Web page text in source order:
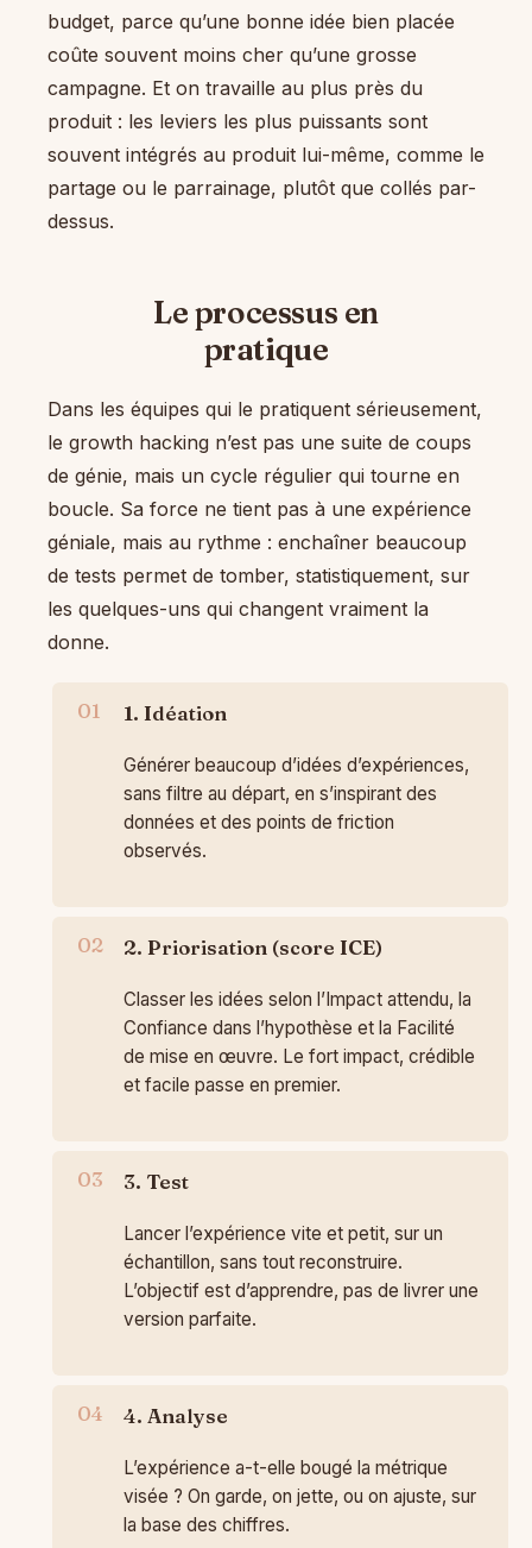
budget, parce qu’une bonne idée bien placée
coûte souvent moins cher qu’une grosse
campagne. Et on travaille au plus près du
produit : les leviers les plus puissants sont
souvent intégrés au produit lui-même, comme le
partage ou le parrainage, plutôt que collés par-
dessus.
Le processus en
pratique
Dans les équipes qui le pratiquent sérieusement,
le growth hacking n’est pas une suite de coups
de génie, mais un cycle régulier qui tourne en
boucle. Sa force ne tient pas à une expérience
géniale, mais au rythme : enchaîner beaucoup
de tests permet de tomber, statistiquement, sur
les quelques-uns qui changent vraiment la
donne.
1. Idéation
Générer beaucoup d’idées d’expériences,
sans filtre au départ, en s’inspirant des
données et des points de friction
observés.
2. Priorisation (score ICE)
Classer les idées selon l’Impact attendu, la
Confiance dans l’hypothèse et la Facilité
de mise en œuvre. Le fort impact, crédible
et facile passe en premier.
3. Test
Lancer l’expérience vite et petit, sur un
échantillon, sans tout reconstruire.
L’objectif est d’apprendre, pas de livrer une
version parfaite.
4. Analyse
L’expérience a-t-elle bougé la métrique
visée ? On garde, on jette, ou on ajuste, sur
la base des chiffres.